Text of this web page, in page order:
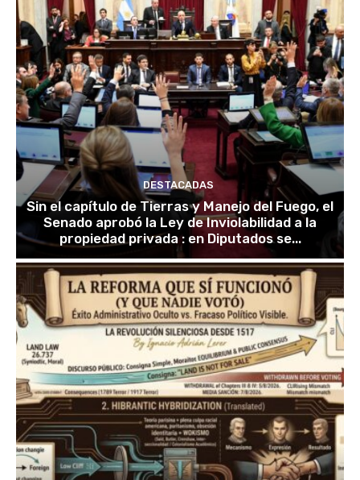
DESTACADAS
Sin el capítulo de Tierras y Manejo del Fuego, el
Senado aprobó la Ley de Inviolabilidad a la
propiedad privada : en Diputados se...